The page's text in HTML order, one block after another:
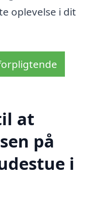
oplevelse i dit
at
på
i